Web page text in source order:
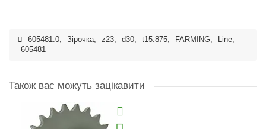
605481.0, Зірочка, z23, d30, t15.875, FARMING, Line,
605481
Також вас можуть зацікавити